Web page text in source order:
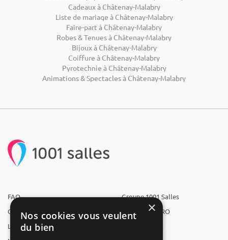
Cadeaux à Châtenay-Malabry
Liste de mariage à Châtenay-Malabry
Faire-part à Châtenay-Malabry
Robes & Tenues à Châtenay-Malabry
Bijoux à Châtenay-Malabry
Coiffure à Châtenay-Malabry
Pyrotechnie à Châtenay-Malabry
Animations & Spectacles à Châtenay-Malabry
FAQ
Qui sommes-nous ?
L'équipe
Groupe 1001 Salles
1001 Salles PRO
1001 Traiteurs
×
Nos cookies vous veulent
du bien